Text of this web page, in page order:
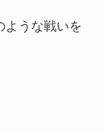
ような戦いを